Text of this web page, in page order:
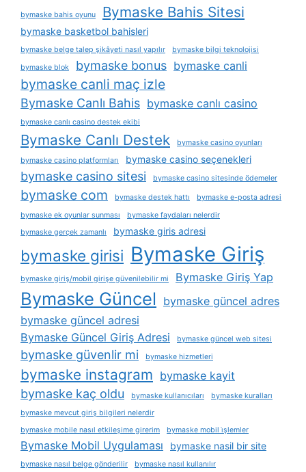
bymaske bahis oyunu Bymaske Bahis Sitesi
bymaske basketbol bahisleri
bymaske belge talep şikâyeti nasıl yapılır
bymaske bilgi teknolojisi
bymaske blok
bymaske bonus bymaske canli
bymaske canli maç izle
Bymaske Canlı Bahis bymaske canlı casino
bymaske canlı casino destek ekibi
Bymaske Canlı Destek
bymaske casino oyunları
bymaske casino platformları
bymaske casino seçenekleri
bymaske casino sitesi bymaske casino sitesinde ödemeler
bymaske com bymaske destek hattı
bymaske e-posta adresi
bymaske ek oyunlar sunması
bymaske faydaları nelerdir
bymaske gerçek zamanlı
bymaske giris adresi
bymaske girisi Bymaske Giriş
bymaske giriş/mobil girişe güvenilebilir mi Bymaske Giriş Yap
Bymaske Güncel
bymaske güncel adres
bymaske güncel adresi
Bymaske Güncel Giriş Adresi
bymaske güncel web sitesi
bymaske güvenlir mi bymaske hizmetleri
bymaske instagram bymaske kayit
bymaske kaç oldu bymaske kullanıcıları
bymaske kuralları
bymaske mevcut giriş bilgileri nelerdir
bymaske mobile nasıl etkileşime girerim
bymaske mobil i̇şlemler
Bymaske Mobil Uygulaması bymaske nasil bir site
bymaske nasıl belge gönderilir bymaske nasıl kullanılır